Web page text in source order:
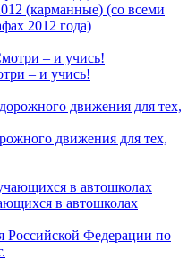
(карманные) (со всеми
2012 года)
– и учись!
движения для тех,
в автошколах